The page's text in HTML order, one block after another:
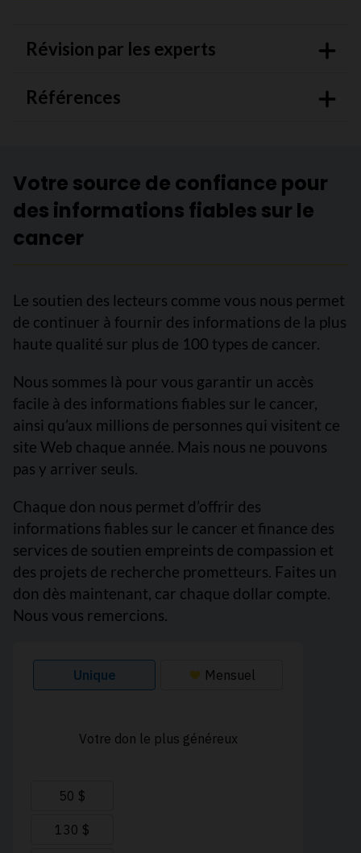
Révision par les experts
Références
Votre source de confiance pour
des informations fiables sur le
cancer
Le soutien des lecteurs comme vous nous permet
de continuer à fournir des informations de la plus
haute qualité sur plus de 100 types de cancer.
Nous sommes là pour vous garantir un accès
facile à des informations fiables sur le cancer,
ainsi qu’aux millions de personnes qui visitent ce
site Web chaque année. Mais nous ne pouvons
pas y arriver seuls.
Chaque don nous permet d’offrir des
informations fiables sur le cancer et finance des
services de soutien empreints de compassion et
des projets de recherche prometteurs. Faites un
don dès maintenant, car chaque dollar compte.
Nous vous remercions.